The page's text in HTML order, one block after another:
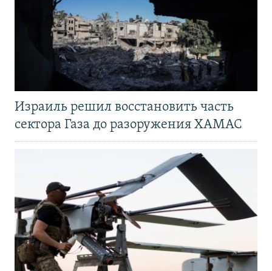
Израиль решил восстановить часть
сектора Газа до разоружения ХАМАС